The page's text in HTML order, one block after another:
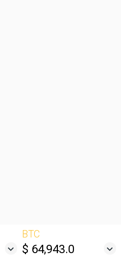
BTC
$ 64,943.0